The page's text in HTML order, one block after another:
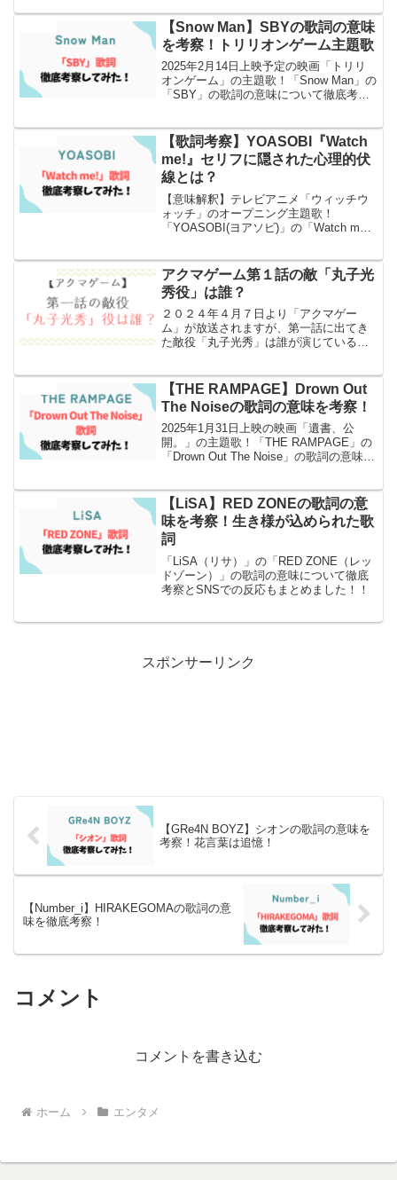
【Snow Man】SBYの歌詞の意味
を考察！トリリオンゲーム主題歌
2025年2月14日上映予定の映画「トリリ
オンゲーム」の主題歌！「Snow Man」の
「SBY」の歌詞の意味について徹底考察
【歌詞考察】YOASOBI『Watch
me!』セリフに隠された心理的伏
線とは？
【意味解釈】テレビアニメ「ウィッチウ
ォッチ」のオープニング主題歌！
「YOASOBI(ヨアソビ)」の「Watch me!
アクマゲーム第１話の敵「丸子光
秀役」は誰？
２０２４年４月７日より「アクマゲー
ム」が放送されますが、第一話に出てき
た敵役「丸子光秀」は誰が演じているの
【THE RAMPAGE】Drown Out
The Noiseの歌詞の意味を考察！
2025年1月31日上映の映画「遺書、公
開。」の主題歌！「THE RAMPAGE」の
「Drown Out The Noise」の歌詞の意味に
【LiSA】RED ZONEの歌詞の意
味を考察！生き様が込められた歌
詞
「LiSA（リサ）」の「RED ZONE（レッ
ドゾーン）」の歌詞の意味について徹底
考察とSNSでの反応もまとめました！！
スポンサーリンク
【GRe4N BOYZ】シオンの歌詞の意味を
考察！花言葉は追憶！
【Number_i】HIRAKEGOMAの歌詞の意
味を徹底考察！
コメント
コメントを書き込む
ホーム エンタメ